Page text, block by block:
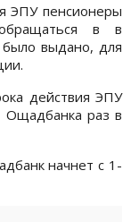
ЭПУ пенсионеры
в в
выдано, для
действия ЭПУ
раз в
начнет с 1-